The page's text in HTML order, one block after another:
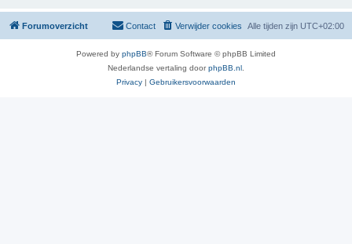
Forumoverzicht Alle tijden zijn UTC+02:00
Verwijder cookies
Contact
Powered by phpBB® Forum Software © phpBB Limited
Nederlandse vertaling doorphpBB.nl
Privacy | Gebruikersvoorwaarden